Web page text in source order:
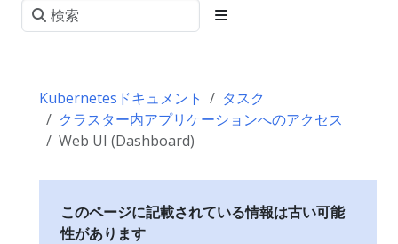
Kubernetesドキュメント
タスク
クラスター内アプリケーションへのアクセス
Web UI (Dashboard)
このページに記載されている情報は古い可能
性があります